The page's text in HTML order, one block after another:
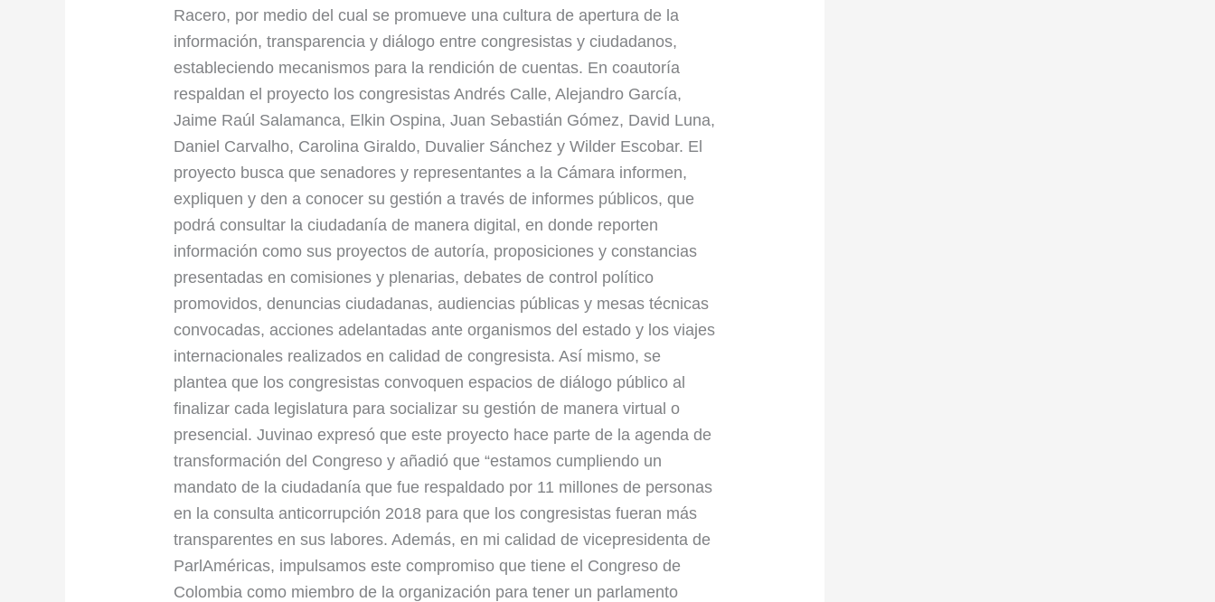
Racero, por medio del cual se promueve una cultura de apertura de la
información, transparencia y diálogo entre congresistas y ciudadanos,
estableciendo mecanismos para la rendición de cuentas. En coautoría
respaldan el proyecto los congresistas Andrés Calle, Alejandro García,
Jaime Raúl Salamanca, Elkin Ospina, Juan Sebastián Gómez, David Luna,
Daniel Carvalho, Carolina Giraldo, Duvalier Sánchez y Wilder Escobar. El
proyecto busca que senadores y representantes a la Cámara informen,
expliquen y den a conocer su gestión a través de informes públicos, que
podrá consultar la ciudadanía de manera digital, en donde reporten
información como sus proyectos de autoría, proposiciones y constancias
presentadas en comisiones y plenarias, debates de control político
promovidos, denuncias ciudadanas, audiencias públicas y mesas técnicas
convocadas, acciones adelantadas ante organismos del estado y los viajes
internacionales realizados en calidad de congresista. Así mismo, se
plantea que los congresistas convoquen espacios de diálogo público al
finalizar cada legislatura para socializar su gestión de manera virtual o
presencial. Juvinao expresó que este proyecto hace parte de la agenda de
transformación del Congreso y añadió que “estamos cumpliendo un
mandato de la ciudadanía que fue respaldado por 11 millones de personas
en la consulta anticorrupción 2018 para que los congresistas fueran más
transparentes en sus labores. Además, en mi calidad de vicepresidenta de
ParlAméricas, impulsamos este compromiso que tiene el Congreso de
Colombia como miembro de la organización para tener un parlamento
la
Comisión
Anticorrupción
de
la
Cámara
de
Representantes